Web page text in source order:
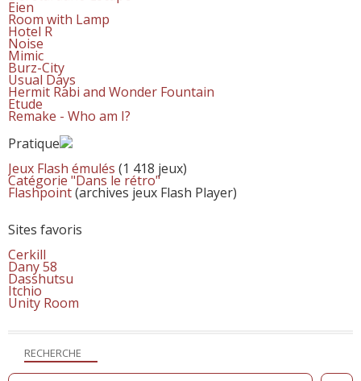
RECHERCHE
Eien
Room with Lamp
Hotel R
Noise
Mimic
Burz-City
Usual Days
Hermit Rabi and Wonder Fountain
Etude
Remake - Who am I?
Pratique
Jeux Flash émulés (1 418 jeux)
Catégorie "Dans le rétro"
Flashpoint(archives jeux Flash Player)
Sites favoris
Cerkill
Dany 58
Dasshutsu
Itchio
Unity Room